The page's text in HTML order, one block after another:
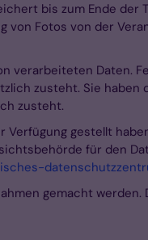
bis zum Ende
Fotos von der
verarbeiteten Daten.
zusteht. Sie
zusteht.
gestellt
für den
gemacht